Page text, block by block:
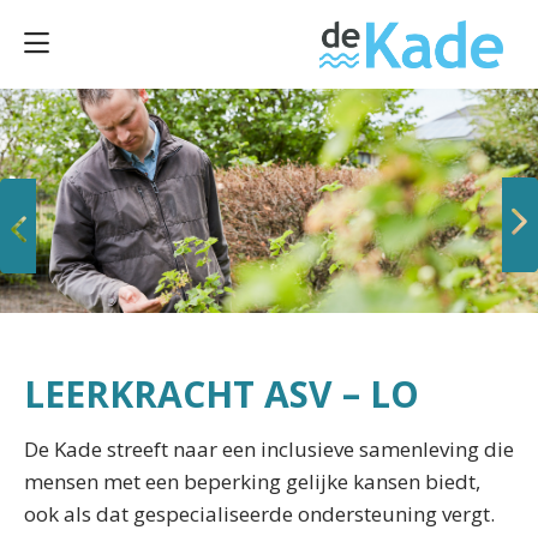
Vorige
Volgende
LEERKRACHT ASV – LO
De Kade streeft naar een inclusieve samenleving die
mensen met een beperking gelijke kansen biedt,
ook als dat gespecialiseerde ondersteuning vergt.